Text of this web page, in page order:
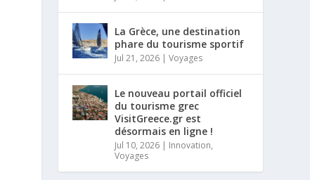
La Grèce, une destination
phare du tourisme sportif
Jul 21, 2026 |Voyages
Le nouveau portail officiel
du tourisme grec
VisitGreece.gr est
désormais en ligne !
Jul 10, 2026 | Innovation,
Voyages